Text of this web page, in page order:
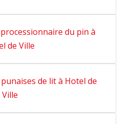
du pin à
de Ville
de lit à Hotel de
Ville